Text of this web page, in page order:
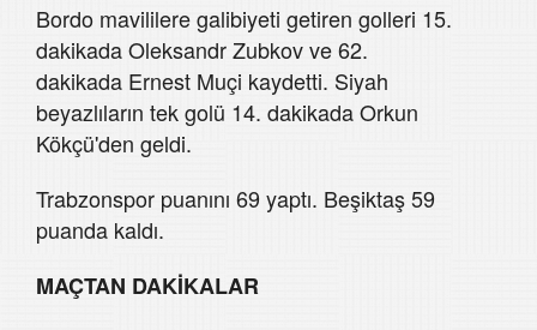
Bordo mavililere galibiyeti getiren golleri 15.
dakikada Oleksandr Zubkov ve 62.
dakikada Ernest Muçi kaydetti. Siyah
beyazlıların tek golü 14. dakikada Orkun
Kökçü'den geldi.
Trabzonspor puanını 69 yaptı. Beşiktaş 59
puanda kaldı.
MAÇTAN DAKİKALAR